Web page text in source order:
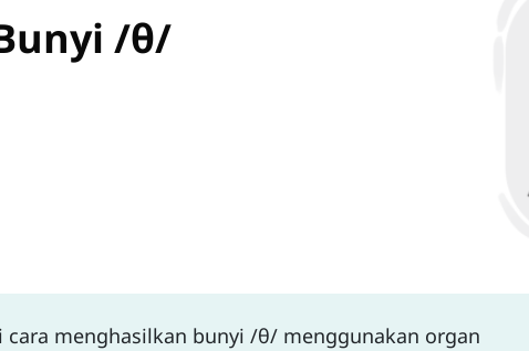
/θ/
menghasilkan bunyi /θ/ menggunakan organ